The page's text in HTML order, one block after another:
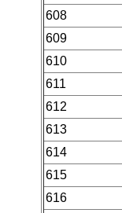
608
609
610
611
612
613
614
615
616